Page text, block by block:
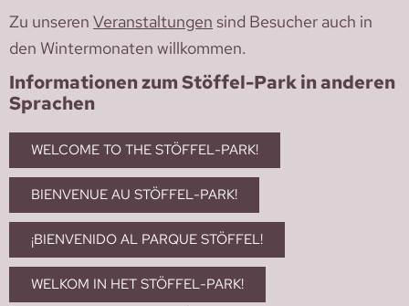
Zu unseren Veranstaltungen sind Besucher auch in
den Wintermonaten willkommen.
Informationen zum Stöffel-Park in anderen
Sprachen
WELCOME TO THE STÖFFEL-PARK!
BIENVENUE AU STÖFFEL-PARK!
¡BIENVENIDO AL PARQUE STÖFFEL!
WELKOM IN HET STÖFFEL-PARK!